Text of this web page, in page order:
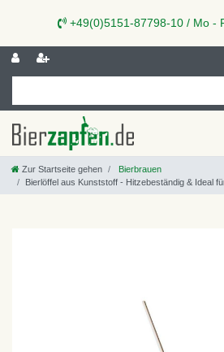
+49(0)5151-87798-10 / Mo -
Zur Startseite gehen
Bierbrauen
Bierlöffel aus Kunststoff - Hitzebeständig & Ideal